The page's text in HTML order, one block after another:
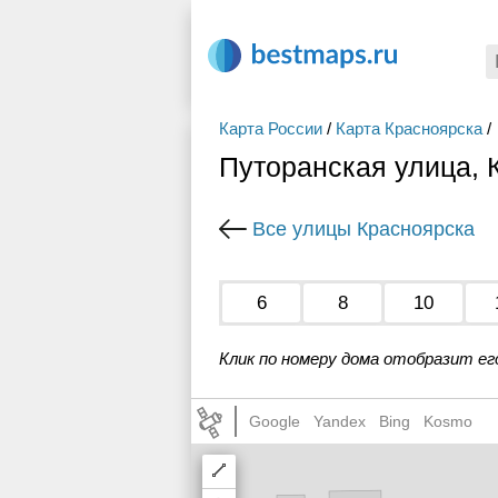
Карта России / Карта Красноярска /
Путоранская улица,
Все улицы Красноярска
6 8 10
Клик по номеру дома отобразит
Google Yandex Bing Kosmo
Draw